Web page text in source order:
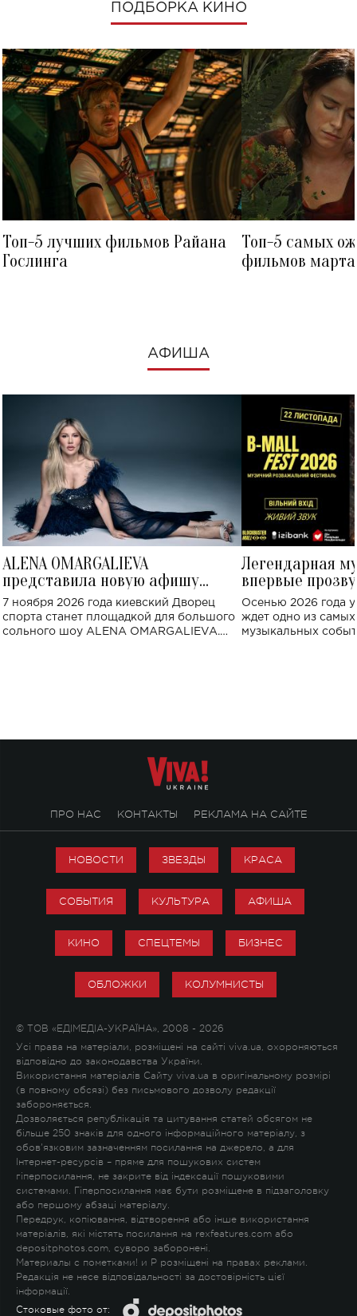
ПОДБОРКА КИНО
Топ-5 лучших фильмов Райана
Гослинга
Топ-5 самых
фильмов
АФИША
ALENA OMARGALIEVA
представила новую афишу
большого концерта во Дворце
спорта
7 ноября 2026 года киевский Дворец
спорта станет площадкой для большого
сольного шоу ALENA OMARGALIEVA.
Легендарная
впервые
Украине: где
Осенью 2026 года
ждет одно из
музыкальных
ПРО НАС КОНТАКТЫ РЕКЛАМА НА САЙТЕ
НОВОСТИ ЗВЕЗДЫ КРАСА
СОБЫТИЯ КУЛЬТУРА АФИША
КИНО СПЕЦТЕМЫ БИЗНЕС
ОБЛОЖКИ КОЛУМНИСТЫ
© ТОВ «ЕДІМЕДІА-УКРАЇНА», 2008 - 2026
Усі права на матеріали, розміщені на сайті viva.ua, охороняються
відповідно до законодавства України.
Використання матеріалів Сайту viva.ua в оригінальному розмірі
(в повному обсязі) без письмового дозволу редакції
забороняється.
Дозволяється републікація та цитування статей обсягом не
більше 250 знаків для одного інформаційного матеріалу, з
обов'язковим зазначенням посилання на джерело, а для
Інтернет-ресурсів – пряме для пошукових систем
гіперпосилання, не закрите від індексації пошуковими
системами. Гіперпосилання має бути розміщене в підзаголовку
або першому абзаці матеріалу.
Передрук, копіювання, відтворення або інше використання
матеріалів, які містять посилання на rexfeatures.com або
depositphotos.com, суворо заборонені.
Материалы с пометками! и P розміщені на правах реклами.
Редакція не несе відповідальності за достовірність цієї
інформації.
Стоковые фото от: